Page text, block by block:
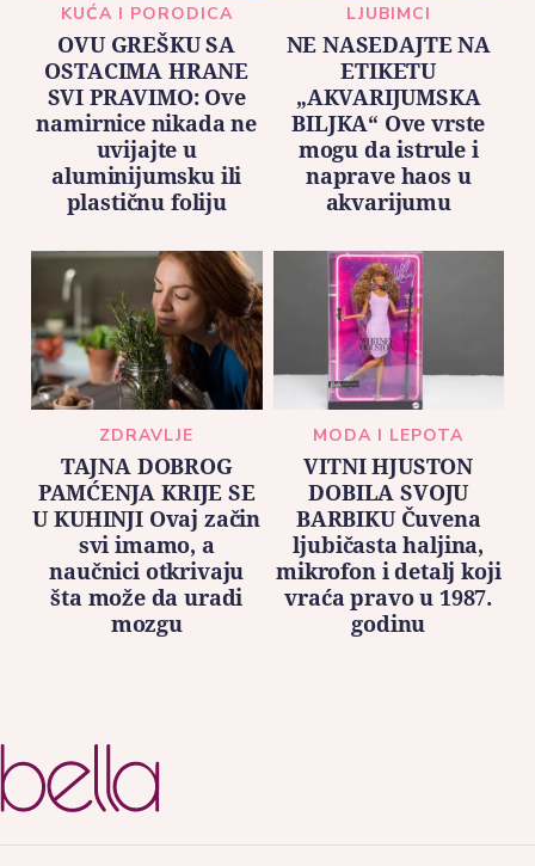
KUĆA I PORODICA
OVU GREŠKU SA
OSTACIMA HRANE
SVI PRAVIMO: Ove
namirnice nikada ne
uvijajte u
aluminijumsku ili
plastičnu foliju
LJUBIMCI
NE NASEDAJTE NA
ETIKETU
„AKVARIJUMSKA
BILJKA“ Ove vrste
mogu da istrule i
naprave haos u
akvarijumu
ZDRAVLJE
TAJNA DOBROG
PAMĆENJA KRIJE SE
U KUHINJI Ovaj začin
svi imamo, a
naučnici otkrivaju
šta može da uradi
mozgu
MODA I LEPOTA
VITNI HJUSTON
DOBILA SVOJU
BARBIKU Čuvena
ljubičasta haljina,
mikrofon i detalj koji
vraća pravo u 1987.
godinu